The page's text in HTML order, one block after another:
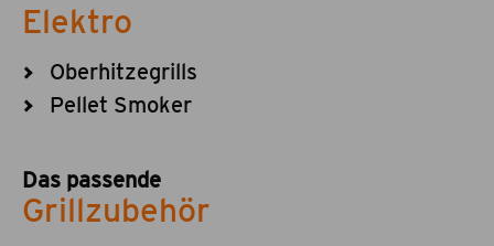
Elektro
Oberhitzegrills
Pellet Smoker
Das passende
Grillzubehör